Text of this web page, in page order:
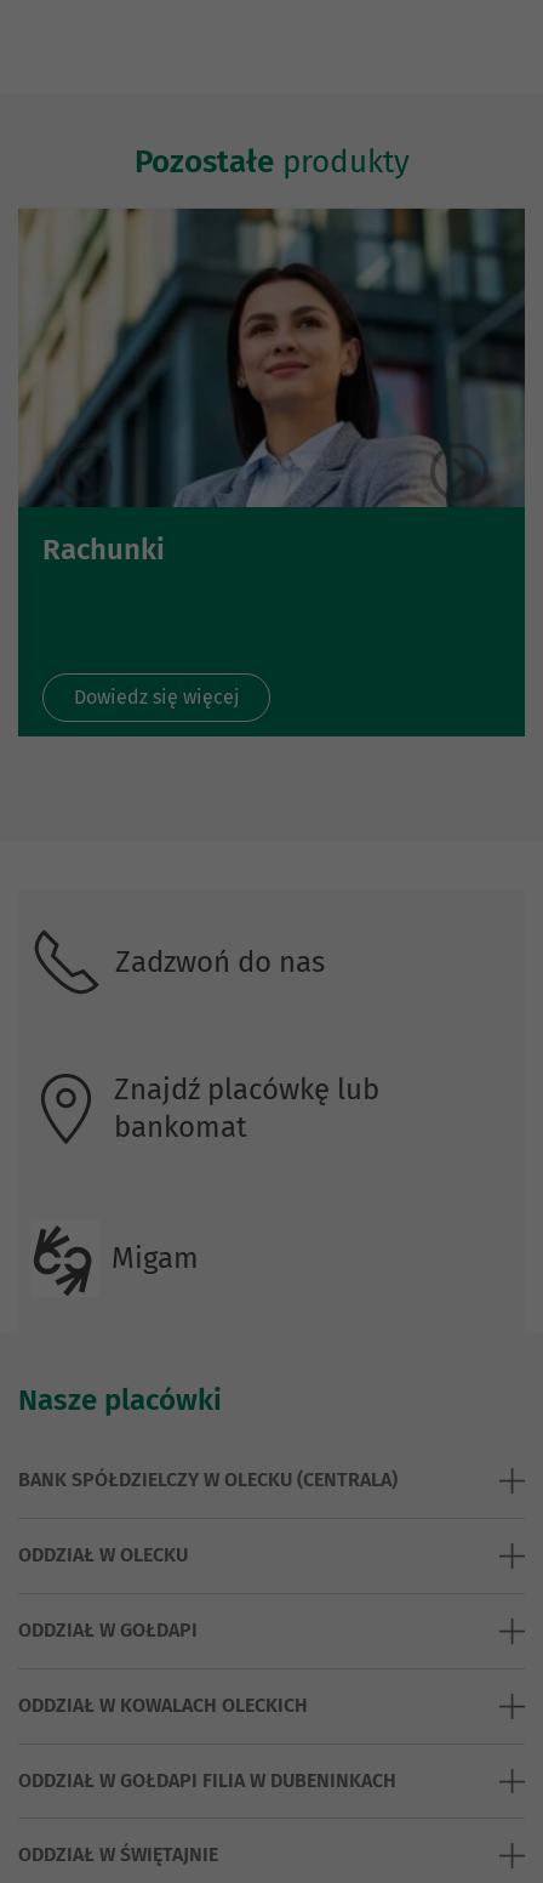
Pozostałeprodukty
Rachunki
Dowiedz się więcej
Zadzwoń do nas
Znajdź placówkę lub
bankomat
Migam
Nasze placówki
BANK SPÓŁDZIELCZY W OLECKU (CENTRALA)
ODDZIAŁ W OLECKU
ODDZIAŁ W GOŁDAPI
ODDZIAŁ W KOWALACH OLECKICH
ODDZIAŁ W GOŁDAPI FILIA W DUBENINKACH
ODDZIAŁ W ŚWIĘTAJNIE